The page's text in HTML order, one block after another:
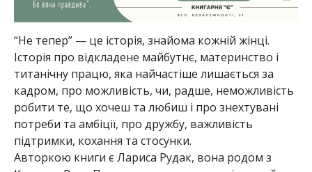
“Не тепер” — це історія, знайома кожній жінці.
Історія про відкладене майбутнє, материнство і
титанічну працю, яка найчастіше лишається за
кадром, про можливість, чи, радше, неможливість
робити те, що хочеш та любиш і про знехтувані
потреби та амбіції, про дружбу, важливість
підтримки, кохання та стосунки.
Авторкою книги є Лариса Рудак, вона родом з